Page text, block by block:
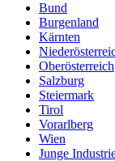
Bund
Burgenland
Kärnten
Oberösterreich
Salzburg
Steiermark
Tirol
Vorarlberg
Wien
Junge